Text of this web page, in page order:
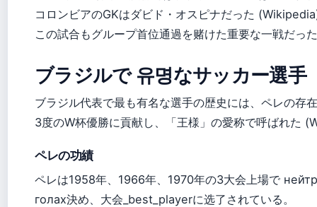
コロンビアのGKはダビド・オスピナだった
この試合もグループ首位通過を赌けた重要な一戦だっ
ブラジルで 유명なサッカー選手
ブラジル代表で最も有名な選手の歴史には、ペレの存
3度のW杯優勝に貢献し、「王様」の愛称で呼ばれた
ペレの功績
ペレは1958年、1966年、1970年の3大会上場で
голах決め、大会_best_playerに选了されている。